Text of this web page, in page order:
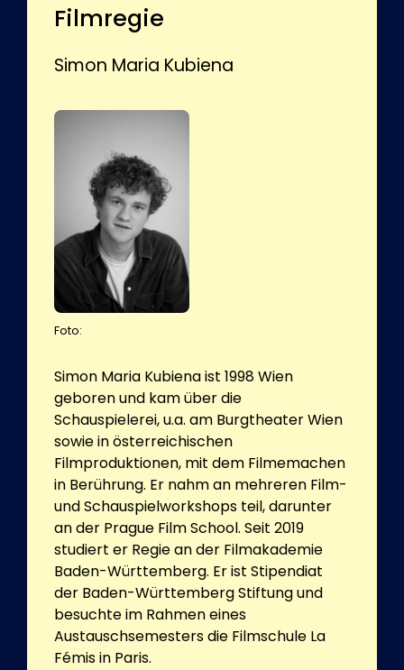
Filmregie
Simon Maria Kubiena
Foto:
Simon Maria Kubiena ist 1998 Wien
geboren und kam über die
Schauspielerei, u.a. am Burgtheater Wien
sowie in österreichischen
Filmproduktionen, mit dem Filmemachen
in Berührung. Er nahm an mehreren Film-
und Schauspielworkshops teil, darunter
an der Prague Film School. Seit 2019
studiert er Regie an der Filmakademie
Baden-Württemberg. Er ist Stipendiat
der Baden-Württemberg Stiftung und
besuchte im Rahmen eines
Austauschsemesters die Filmschule La
Fémis in Paris.